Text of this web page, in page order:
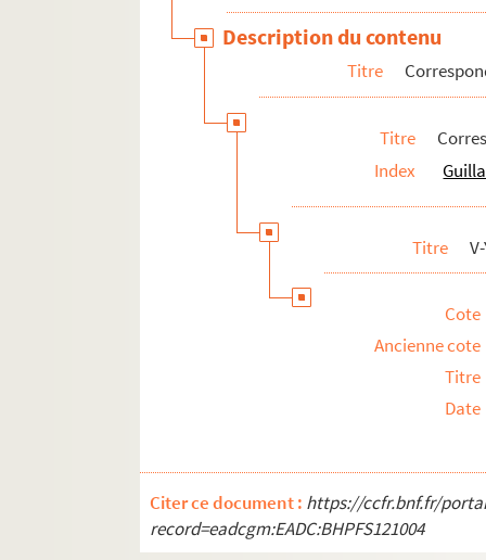
Description du contenu
Titre
Titre
Index
Titre
Cote
Ancienne cote
Titre
Date
Citer ce document : https://ccfr.bnf.fr/
record=eadcgm:EADC:BHPFS121004